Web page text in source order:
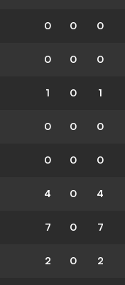
0 0 0
0 0 0
1 0 1
0 0 0
0 0 0
4 0 4
7 0 7
2 0 2